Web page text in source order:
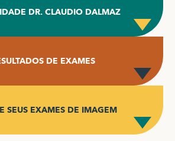
DR. CLAUDIO DALMAZ
DE EXAMES
SEUS EXAMES DE IMAGEM